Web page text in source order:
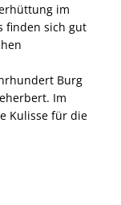
im
finden sich gut
Burg
Im
Kulisse für die